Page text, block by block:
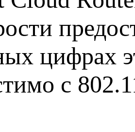
цифрах
с